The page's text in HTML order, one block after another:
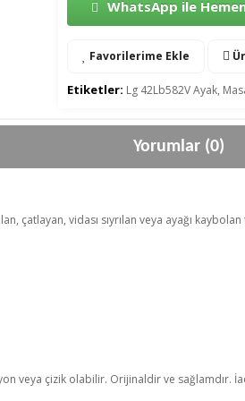
WhatsApp ile
Favorilerime Ekle
Etiketler: Lg 42Lb582V Ayak,
Yorumlar (0)
çatlayan, vidası sıyrılan veya ayağı
veya çizik olabilir. Orijinaldir ve sağlamdır.